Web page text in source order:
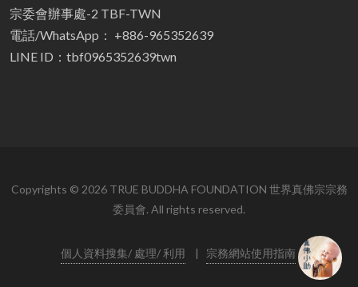
宗委會辦事處-2 TBF-TWN
電話/WhatsApp： +886-965352639
LINE ID：tbf0965352639twn
Copyrights © 2026 TRUE BUDDHA FOUNDATION 世界真佛宗宗務
委員會. All rights reserved.
個人資料搜集/ 處理/ 利用 | 宗務網站使用指南